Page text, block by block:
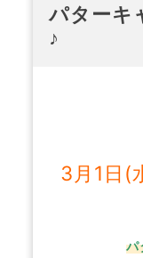
パターキ
♪
3月1日(
パ